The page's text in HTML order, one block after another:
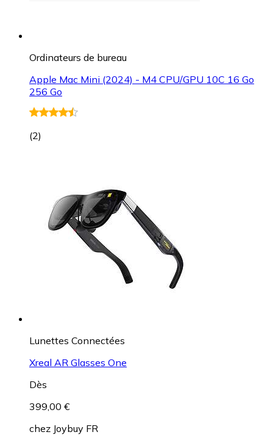
Ordinateurs de bureau
Apple Mac Mini (2024) - M4 CPU/GPU 10C 16 Go
256 Go
(2)
Lunettes Connectées
Xreal AR Glasses One
Dès
399,00 €
chez Joybuy FR